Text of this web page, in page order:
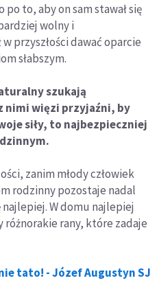
to, aby on sam stawał się
wolny i
przyszłości dawać oparcie
słabszym.
szukają
nimi więzi przyjaźni, by
siły, to najbezpieczniej
zanim młody człowiek
rodzinny pozostaje nadal
W domu najlepiej
różnorakie rany, które zadaje
tato! - Józef Augustyn SJ